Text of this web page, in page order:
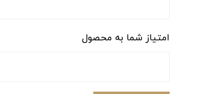
امتیاز شما به محصول